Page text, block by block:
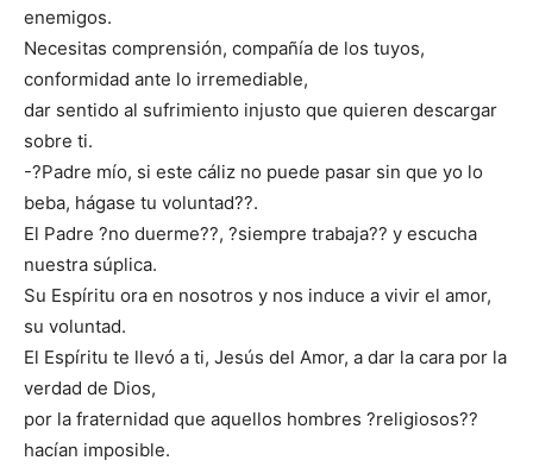
enemigos.
Necesitas comprensión, compañía de los tuyos,
conformidad ante lo irremediable,
dar sentido al sufrimiento injusto que quieren descargar
sobre ti.
-?Padre mío, si este cáliz no puede pasar sin que yo lo
beba, hágase tu voluntad??.
El Padre ?no duerme??, ?siempre trabaja?? y escucha
nuestra súplica.
Su Espíritu ora en nosotros y nos induce a vivir el amor,
su voluntad.
El Espíritu te llevó a ti, Jesús del Amor, a dar la cara por la
verdad de Dios,
por la fraternidad que aquellos hombres ?religiosos??
hacían imposible.